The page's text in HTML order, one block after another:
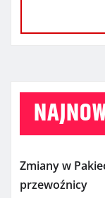
Zmiany w
przewoźnicy